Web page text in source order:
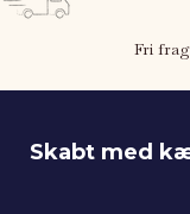
Fri
Skabt med